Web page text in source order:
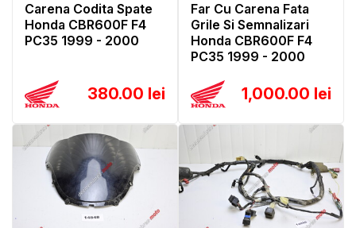
Carena Codita Spate
Honda CBR600F F4
PC35 1999 - 2000
380.00 lei
Far Cu Carena Fata
Grile Si Semnalizari
Honda CBR600F F4
PC35 1999 - 2000
1,000.00 lei